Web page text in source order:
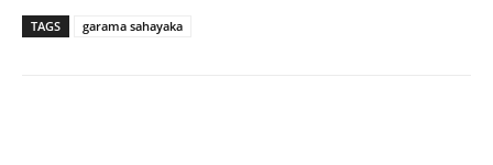
TAGS garama sahayaka